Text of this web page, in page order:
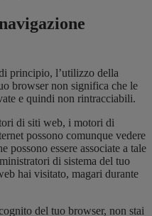
principio, l’utilizzo della
browser non significa che le
e quindi non rintracciabili.
di siti web, i motori di
possono comunque vedere
possono essere associate a tale
di sistema del tuo
hai visitato, magari durante
del tuo browser, non stai